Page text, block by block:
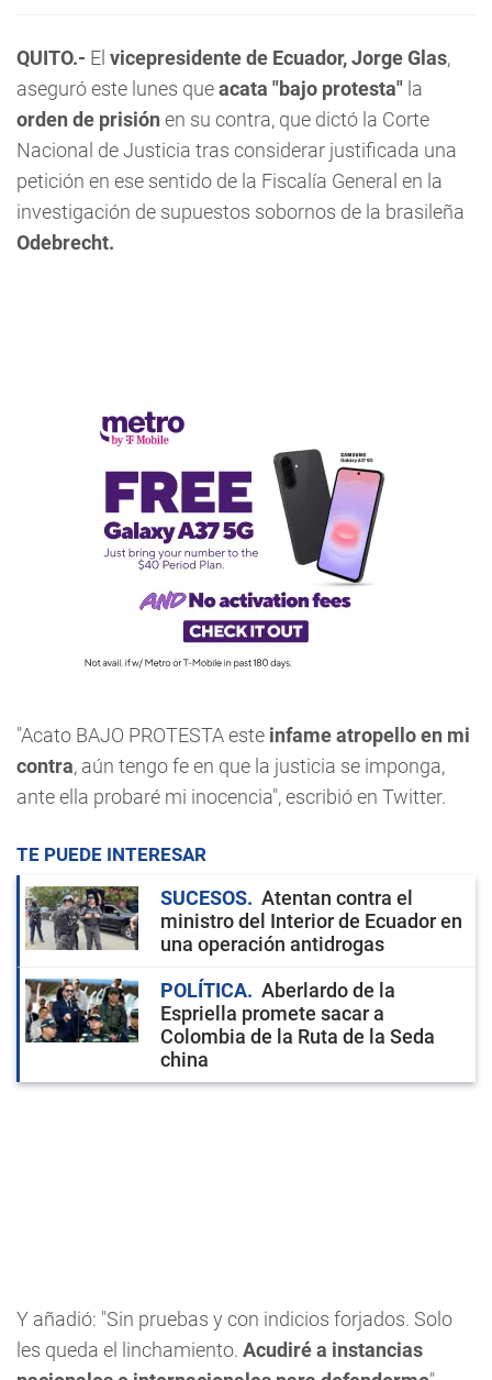
QUITO.- El vicepresidente de Ecuador, Jorge Glas,
aseguró este lunes queacata "bajo protesta" la
orden de prisión en su contra, que dictó la Corte
Nacional de Justicia tras considerar justificada una
petición en ese sentido de la Fiscalía General en la
investigación de supuestos sobornos de la brasileña
Odebrecht.
"Acato BAJO PROTESTA este infame atropello en mi
contra, aún tengo fe en que la justicia se imponga,
ante ella probaré mi inocencia", escribió en Twitter.
TE PUEDE INTERESAR
SUCESOS
Atentan contra el
ministro del Interior de Ecuador en
una operación antidrogas
POLÍTICA
Aberlardo de la
Espriella promete sacar a
Colombia de la Ruta de la Seda
china
Y añadió: "Sin pruebas y con indicios forjados. Solo
les queda el linchamiento. Acudiré a instancias